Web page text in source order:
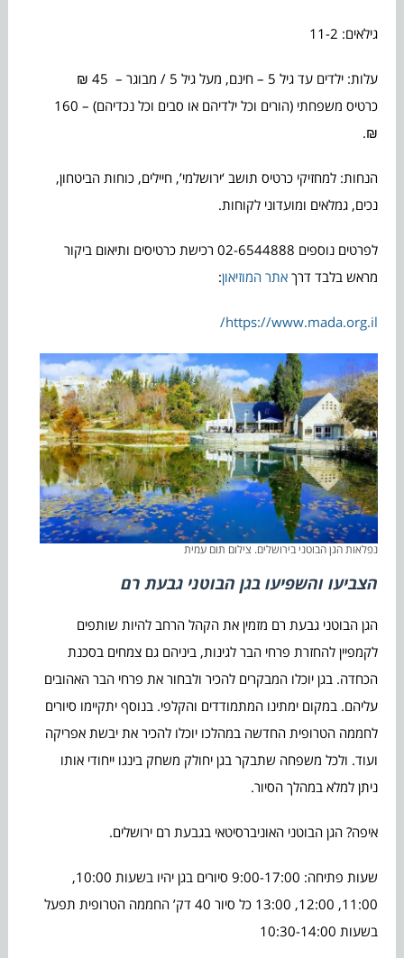
גילאים: 11-2
עלות: ילדים עד גיל 5 – חינם, מעל גיל 5 / מבוגר – 45 ₪
כרטיס משפחתי (הורים וכל ילדיהם או סבים וכל נכדיהם) – 160
₪.
הנחות: למחזיקי כרטיס תושב ‘ירושלמי’, חיילים, כוחות הביטחון,
נכים, גמלאים ומועדוני לקוחות.
לפרטים נוספים 02-6544888 רכישת כרטיסים ותיאום ביקור
מראש בלבד דרךאתר המוזיאון:
https://www.mada.org.il/
נפלאות הגן הבוטני בירושלים. צילום תום עמית
הצביעו והשפיעו בגן הבוטני גבעת רם
הגן הבוטני גבעת רם מזמין את הקהל הרחב להיות שותפים
לקמפיין להחזרת פרחי הבר לגינות, ביניהם גם צמחים בסכנת
הכחדה. בגן יוכלו המבקרים להכיר ולבחור את פרחי הבר האהובים
עליהם. במקום ימתינו המתמודדים והקלפי. בנוסף יתקיימו סיורים
לחממה הטרופית החדשה במהלכו יוכלו להכיר את יבשת אפריקה
ועוד. ולכל משפחה שתבקר בגן יחולק משחק בינגו ייחודי אותו
ניתן למלא במהלך הסיור.
איפה? הגן הבוטני האוניברסיטאי בגבעת רם ירושלים.
שעות פתיחה: 9:00-17:00 סיורים בגן יהיו בשעות 10:00,
11:00, 12:00, 13:00 כל סיור 40 דק’ החממה הטרופית תפעל
בשעות 10:30-14:00